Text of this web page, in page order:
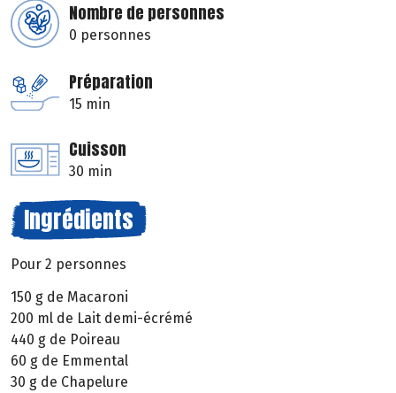
Nombre de personnes
0 personnes
Préparation
15 min
Cuisson
30 min
Ingrédients
Pour 2 personnes
150 g de Macaroni
200 ml de Lait demi-écrémé
440 g de Poireau
60 g de Emmental
30 g de Chapelure